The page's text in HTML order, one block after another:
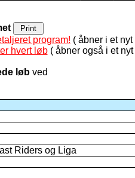
program! ( åbner i et
hvert løb( åbner også i et nyt
løbved
Riders og Liga